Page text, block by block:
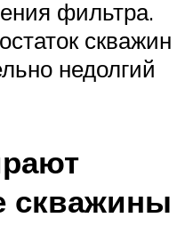
фильтра.
скважин
недолгий
скважины